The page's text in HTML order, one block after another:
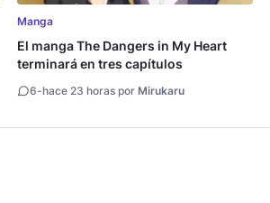
Manga
El manga The Dangers in My Heart
terminará en tres capítulos
6-hace 23 horas por Mirukaru